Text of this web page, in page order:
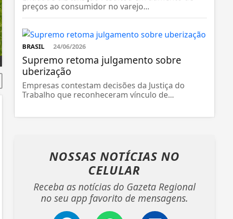
preços ao consumidor no varejo...
BRASIL 24/06/2026
Supremo retoma julgamento sobre
uberização
Empresas contestam decisões da Justiça do
Trabalho que reconheceram vínculo de...
NOSSAS NOTÍCIAS NO
CELULAR
Receba as notícias do Gazeta Regional
no seu app favorito de mensagens.